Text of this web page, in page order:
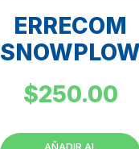
ERRECOM
$250.00